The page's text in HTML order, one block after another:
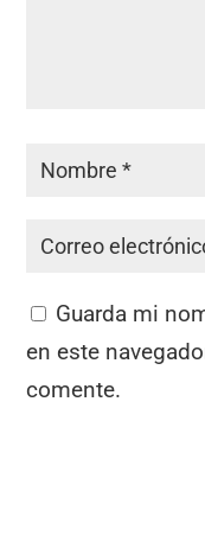
Guarda mi
en este
comente.